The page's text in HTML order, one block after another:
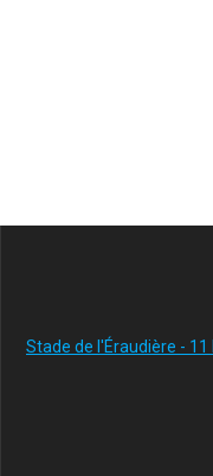
Stade de l'Éraudière - 11